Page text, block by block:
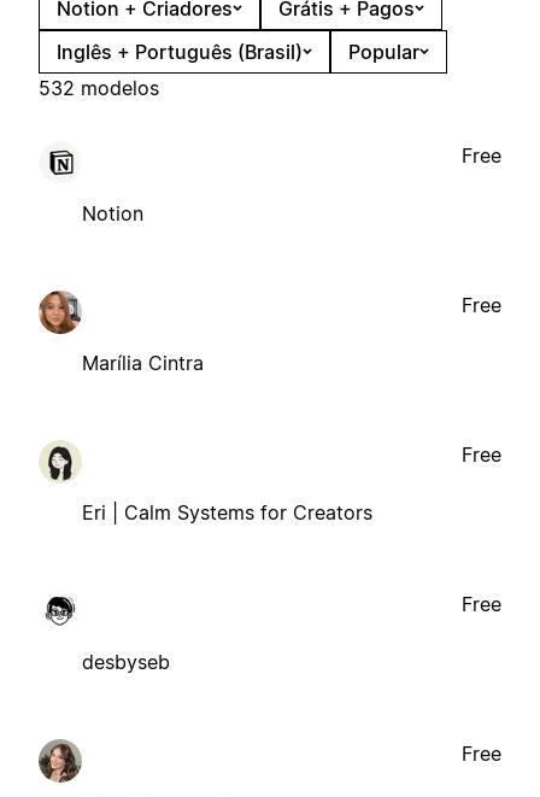
Notion + Criadores
Grátis + Pagos
Inglês + Português (Brasil)
Popular
532 modelos
Notion
Free
Marília Cintra
Free
Eri | Calm Systems for Creators
Free
desbyseb
Free
Free